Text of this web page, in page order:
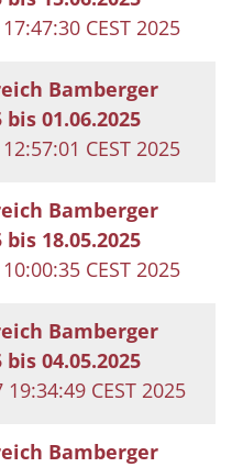
CEST 2025
Bamberger
01.06.2025
CEST 2025
Bamberger
18.05.2025
CEST 2025
Bamberger
04.05.2025
CEST 2025
Bamberger